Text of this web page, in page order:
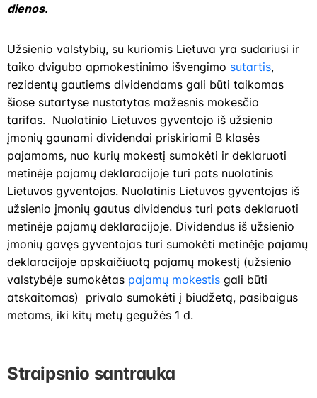
dienos.
Užsienio valstybių, su kuriomis Lietuva yra sudariusi ir
taiko dvigubo apmokestinimo išvengimo sutartis,
rezidentų gautiems dividendams gali būti taikomas
šiose sutartyse nustatytas mažesnis mokesčio
tarifas. Nuolatinio Lietuvos gyventojo iš užsienio
įmonių gaunami dividendai priskiriami B klasės
pajamoms, nuo kurių mokestį sumokėti ir deklaruoti
metinėje pajamų deklaracijoje turi pats nuolatinis
Lietuvos gyventojas. Nuolatinis Lietuvos gyventojas iš
užsienio įmonių gautus dividendus turi pats deklaruoti
metinėje pajamų deklaracijoje. Dividendus iš užsienio
įmonių gavęs gyventojas turi sumokėti metinėje pajamų
deklaracijoje apskaičiuotą pajamų mokestį (užsienio
valstybėje sumokėtas pajamų mokestis gali būti
atskaitomas) privalo sumokėti į biudžetą, pasibaigus
metams, iki kitų metų gegužės 1 d.
Straipsnio santrauka